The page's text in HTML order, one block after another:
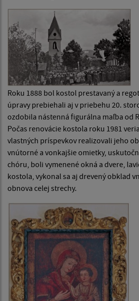
Roku 1888 bol kostol prestavaný a
úpravy prebiehali aj v priebehu 20.
ozdobila nástenná figurálna maľba od
Počas renovácie kostola roku 1981
vlastných príspevkov realizovali jeho
vnútorné a vonkajšie omietky,
chóru, boli vymenené okná a dvere,
kostola, vykonal sa aj drevený obklad
obnova celej strechy.